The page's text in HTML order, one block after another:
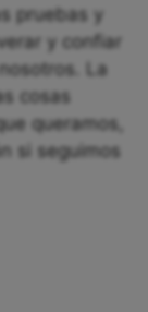
pruebas y
y confiar
La
cosas
queramos,
si seguimos